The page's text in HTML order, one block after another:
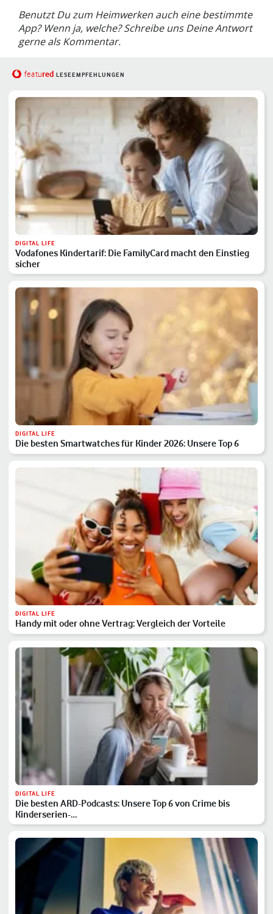
Benutzt Du zum Heimwerken auch eine bestimmte
App? Wenn ja, welche? Schreibe uns Deine Antwort
gerne als Kommentar.
featured LESEEMPFEHLUNGEN
DIGITAL LIFE
Vodafones Kindertarif: Die FamilyCard macht den Einstieg
sicher
DIGITAL LIFE
Die besten Smartwatches für Kinder 2026: Unsere Top 6
DIGITAL LIFE
Handy mit oder ohne Vertrag: Vergleich der Vorteile
DIGITAL LIFE
Die besten ARD-Podcasts: Unsere Top 6 von Crime bis
Kinderserien-…